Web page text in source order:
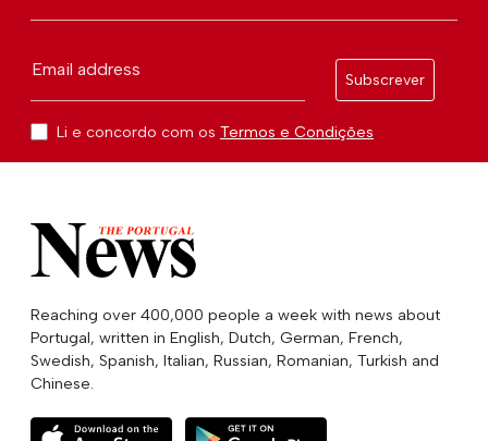
Email address
Subscrever
Li e concordo com os Termos e Condições
Reaching over 400,000 people a week with news about
Portugal, written in English, Dutch, German, French,
Swedish, Spanish, Italian, Russian, Romanian, Turkish and
Chinese.